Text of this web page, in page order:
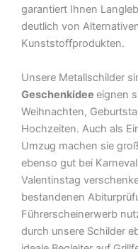
garantiert Ihnen
deutlich von
Kunststoffprodukten.
Unsere Metallschilder
Geschenkidee eignen
Weihnachten,
Hochzeiten. Auch als
Umzug machen sie
ebenso gut bei
Valentinstag
bestandenen
Führerscheinerwerb
durch unsere Schilder